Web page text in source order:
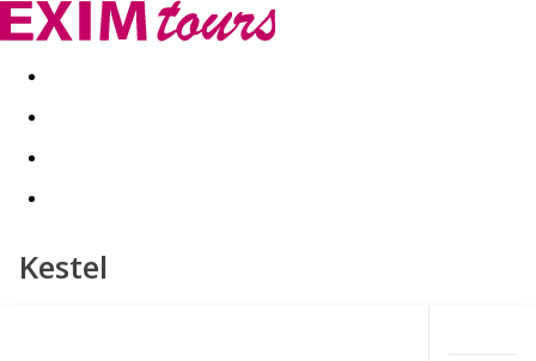
Akční nabídky Last minute
Kestel